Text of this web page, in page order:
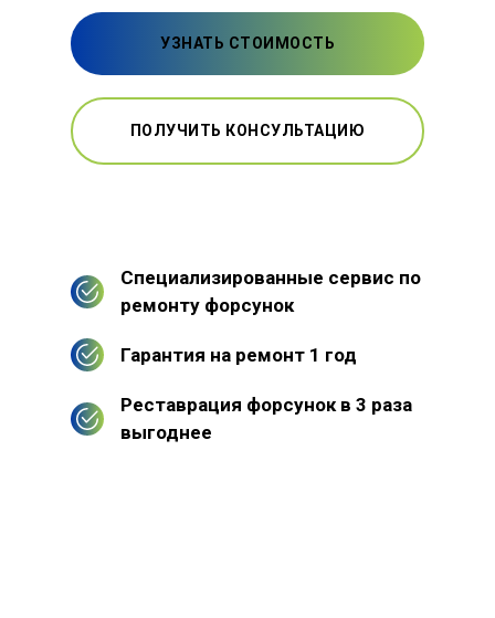
УЗНАТЬ СТОИМОСТЬ
ПОЛУЧИТЬ КОНСУЛЬТАЦИЮ
Специализированные сервис по
ремонту форсунок
Гарантия на ремонт 1 год
Реставрация форсунок в 3 раза
выгоднее